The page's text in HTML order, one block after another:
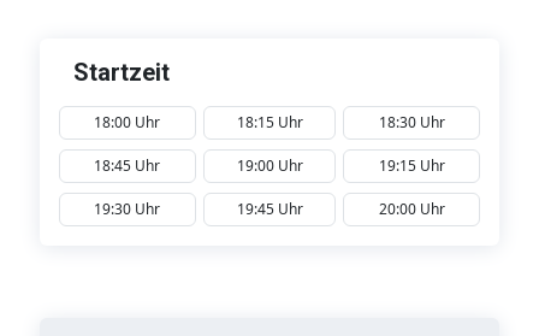
Startzeit
18:00 Uhr 18:15 Uhr 18:30 Uhr
18:45 Uhr 19:00 Uhr 19:15 Uhr
19:30 Uhr 19:45 Uhr 20:00 Uhr